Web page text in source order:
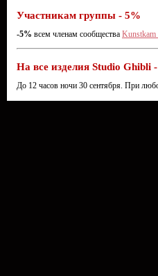
Участникам группы - 5%
-5% всем членам сообщества Kunstkam
На все изделия Studio Ghibli
До 12 часов ночи 30 сентября. При